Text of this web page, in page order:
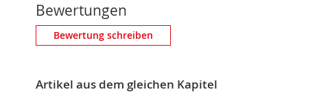
Bewertungen
Eigene Bewertung schreiben
Bewertung schreiben
Artikel aus dem gleichen Kapitel